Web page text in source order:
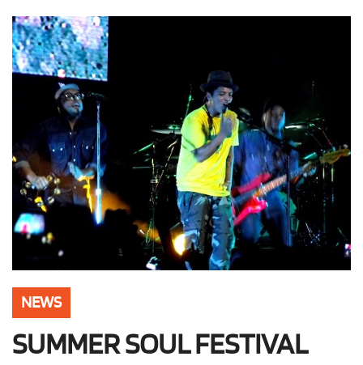
OLHA ISSO! EU QUERO!
NEWS
SUMMER SOUL FESTIVAL